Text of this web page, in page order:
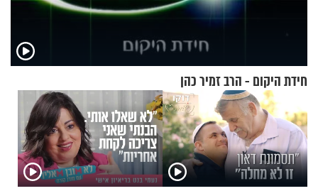
חידת היקום - הרב זמיר כהן